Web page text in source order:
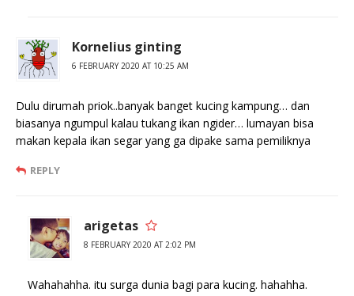
Kornelius ginting
6 FEBRUARY 2020 AT 10:25 AM
Dulu dirumah priok..banyak banget kucing kampung… dan
biasanya ngumpul kalau tukang ikan ngider… lumayan bisa
makan kepala ikan segar yang ga dipake sama pemiliknya
REPLY
arigetas
8 FEBRUARY 2020 AT 2:02 PM
Wahahahha. itu surga dunia bagi para kucing. hahahha.